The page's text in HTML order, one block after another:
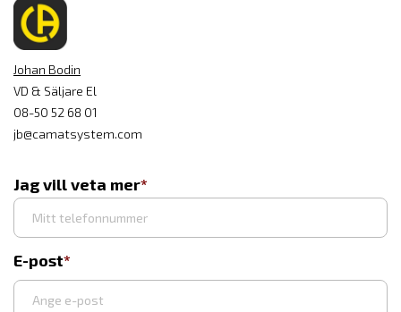
Johan Bodin
VD & Säljare El
08-50 52 68 01
jb@camatsystem.com
Jag vill veta mer
E-post